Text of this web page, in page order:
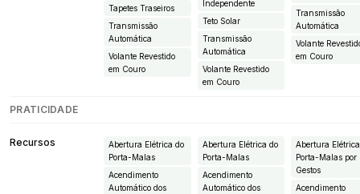
Tapetes Traseiros
Transmissão
Automática
Volante Revestido
em Couro
Independente
Teto Solar
Transmissão
Automática
Volante Revestido
em Couro
Transmissão
Automática
Volante
em Couro
PRATICIDADE
Recursos
Abertura Elétrica do
Porta-Malas
Acendimento
Automático dos
Abertura Elétrica do
Porta-Malas
Acendimento
Automático dos
Abertura
Porta-Malas por
Gestos
Acendimento